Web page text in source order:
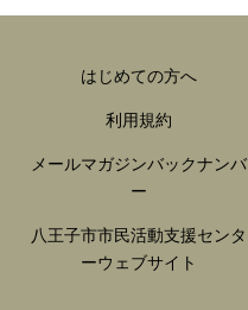
はじめての方へ
利用規約
メールマガジンバックナンバ
ー
八王子市市民活動支援センタ
ーウェブサイト